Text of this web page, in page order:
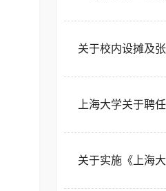
关于校内设摊及
上海大学关于聘
关于实施《上海